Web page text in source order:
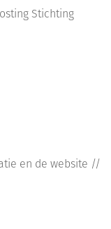
Stichting
en de website //